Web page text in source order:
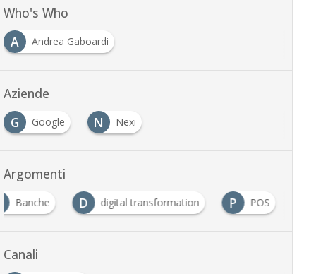
Who's Who
A
Andrea Gaboardi
Aziende
G
Google N Nexi
Argomenti
Banche D digital transformation P POS
Canali